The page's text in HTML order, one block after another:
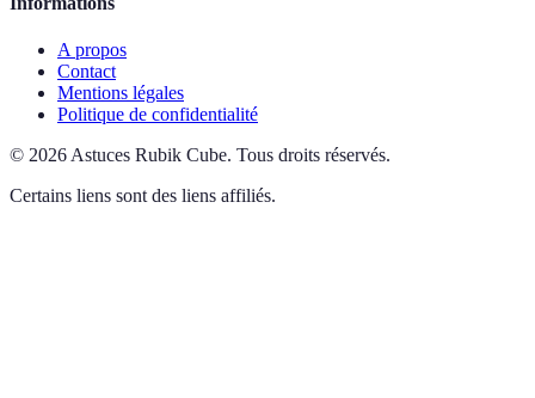
A propos
Contact
Mentions légales
Politique de confidentialité
© 2026 Astuces Rubik Cube. Tous droits réservés.
Certains liens sont des liens affiliés.